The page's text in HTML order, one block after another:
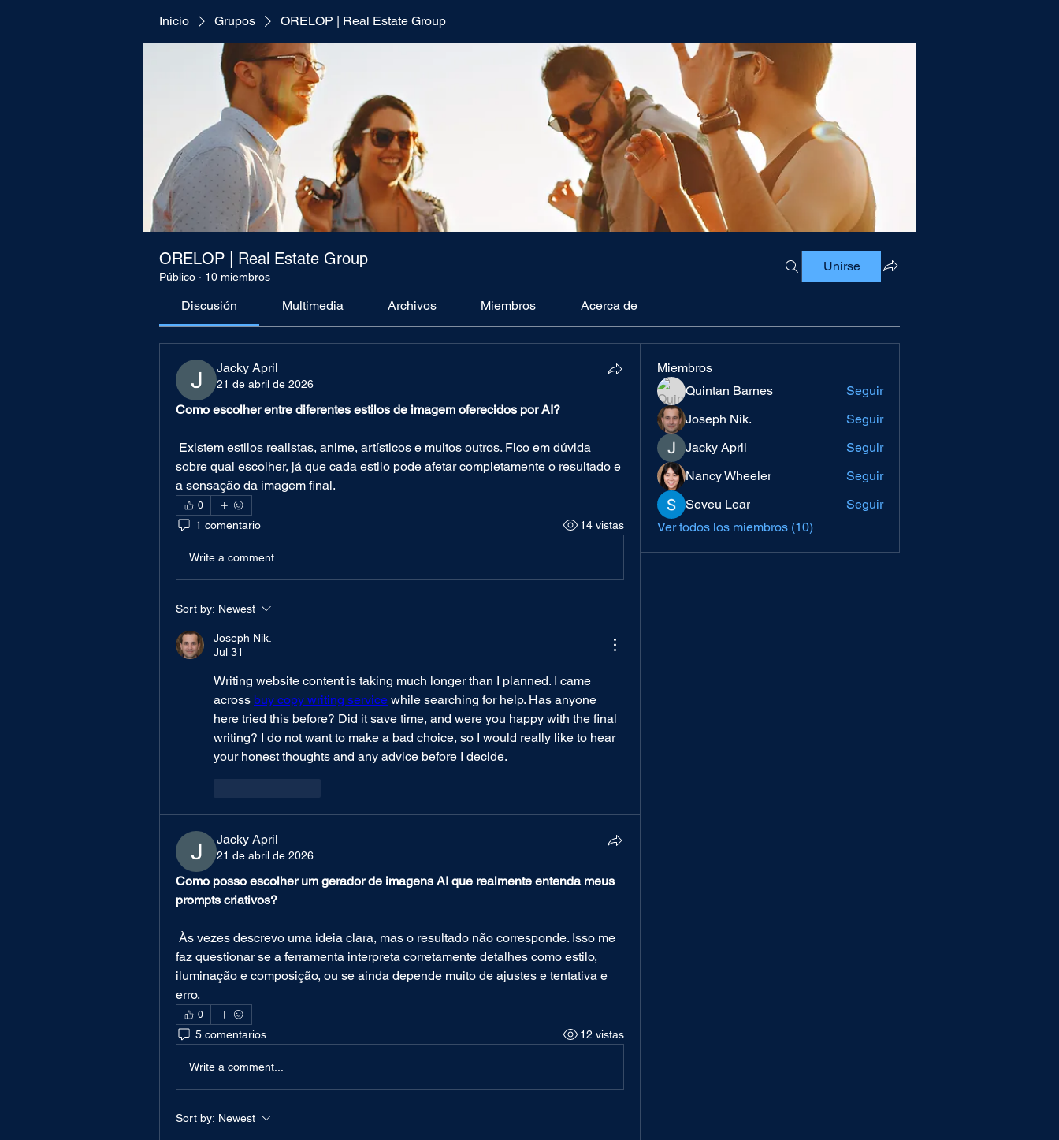
Inicio Grupos ORELOP | Real Estate Group
ORELOP | Real Estate Group
Público · 10 miembros
Unirse
Discusión Multimedia Archivos Miembros Acerca de
Jacky April
21 de abril de 2026
Como escolher entre diferentes estilos de imagem oferecidos por AI?
sobre qual escolher, já que cada estilo pode afetar completamente o resultado e
a sensação da imagem final.
0
1 comentario 14 vistas
Write a comment...
Sort by: Newest
Joseph Nik.
Jul 31
Writing website content is taking much longer than I planned. I came
across buy copy writing service while searching for help. Has anyone
here tried this before? Did it save time, and were you happy with the final
writing? I do not want to make a bad choice, so I would really like to hear
your honest thoughts and any advice before I decide.
Jacky April
21 de abril de 2026
Como posso escolher um gerador de imagens AI que realmente entenda meus
prompts criativos?
faz questionar se a ferramenta interpreta corretamente detalhes como estilo,
iluminação e composição, ou se ainda depende muito de ajustes e tentativa e
erro.
0
5 comentarios 12 vistas
Write a comment...
Sort by: Newest
Miembros
Quintan Barnes
Seguir
Joseph Nik.
Seguir
Jacky April
Seguir
Nancy Wheeler
Seguir
Seveu Lear
Seguir
Ver todos los miembros (10)